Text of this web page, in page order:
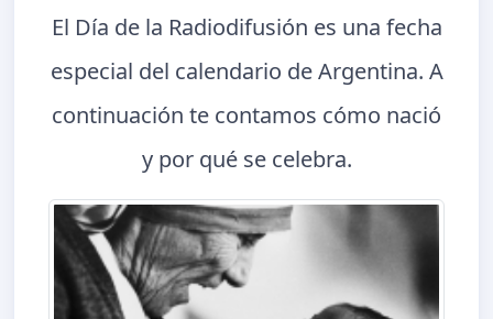
El Día de la Radiodifusión es una fecha
especial del calendario de Argentina. A
continuación te contamos cómo nació
y por qué se celebra.